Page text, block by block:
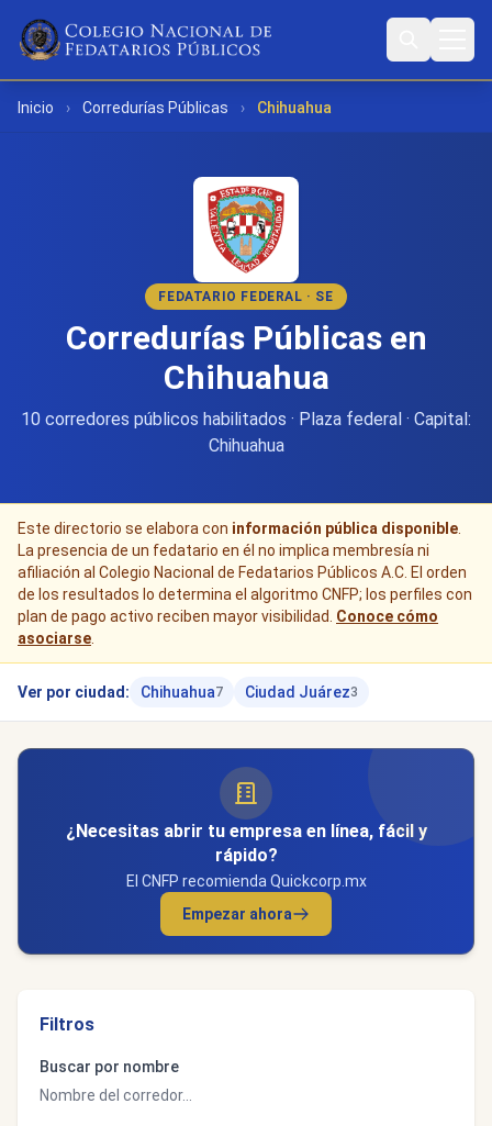
Inicio › Corredurías Públicas › Chihuahua
FEDATARIO FEDERAL · SE
Corredurías Públicas en
Chihuahua
10 corredores públicos habilitados · Plaza federal · Capital:
Chihuahua
Este directorio se elabora con información pública disponible
La presencia de un fedatario en él no implica membresía ni
afiliación al Colegio Nacional de Fedatarios Públicos A.C. El orden
de los resultados lo determina el algoritmo CNFP; los perfiles con
plan de pago activo reciben mayor visibilidad. Conoce cómo
asociarse
Ver por ciudad: Chihuahua7 Ciudad Juárez3
¿Necesitas abrir tu empresa en línea, fácil y
rápido?
El CNFP recomienda Quickcorp.mx
Empezar ahora
Filtros
Buscar por nombre